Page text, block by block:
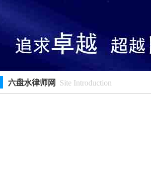
六盘水律师网 Site Introduction